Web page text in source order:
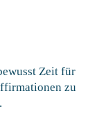
Zeit für
zu